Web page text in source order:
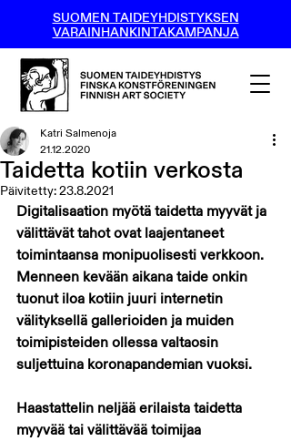
SUOMEN TAIDEYHDISTYKSEN
VARAINHANKINTAKAMPANJA
Taidetta kotiin verkosta
Katri Salmenoja
21.12.2020
Päivitetty:23.8.2021
Digitalisaation myötä taidetta myyvät ja
välittävät tahot ovat laajentaneet
toimintaansa monipuolisesti verkkoon.
Menneen kevään aikana taide onkin
tuonut iloa kotiin juuri internetin
välityksellä gallerioiden ja muiden
toimipisteiden ollessa valtaosin
suljettuina koronapandemian vuoksi.
Haastattelin neljää erilaista taidetta
myyvää tai välittävää toimijaa